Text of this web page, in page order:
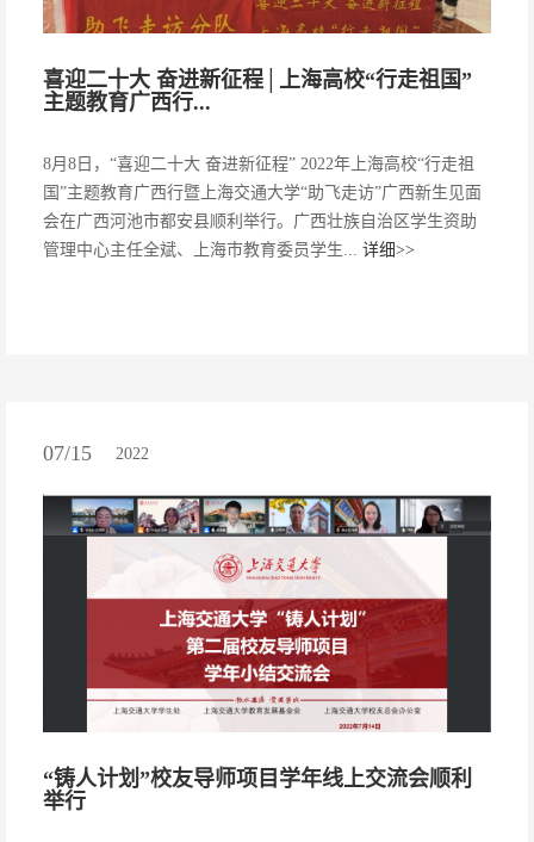
喜迎二十大 奋进新征程│上海高校“行走祖国”
主题教育广西行...
8月8日，“喜迎二十大 奋进新征程” 2022年上海高校“行走祖
国”主题教育广西行暨上海交通大学“助飞走访”广西新生见面
会在广西河池市都安县顺利举行。广西壮族自治区学生资助
管理中心主任全斌、上海市教育委员学生... 详细>>
07/15 2022
“铸人计划”校友导师项目学年线上交流会顺利
举行